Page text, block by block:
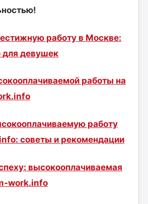
работу в Москве:
для девушек
работы на
работу
советы и рекомендации
высокооплачиваемая
work.info